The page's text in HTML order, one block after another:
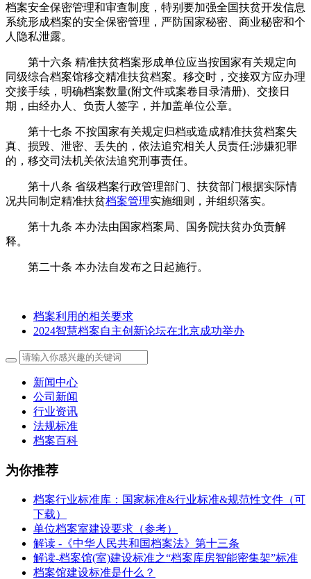
档案安全保密管理和审查制度，特别要加强全国扶贫开发信息
系统形成档案的安全保密管理，严防国家秘密、商业秘密和个
人隐私泄露。
第十六条 精准扶贫档案形成单位应当按国家有关规定向
同级综合档案馆移交精准扶贫档案。移交时，交接双方应办理
交接手续，明确档案数量(附文件或案卷目录清册)、交接日
期，由经办人、负责人签字，并加盖单位公章。
第十七条 不按国家有关规定归档或造成精准扶贫档案失
真、损毁、泄密、丢失的，依法追究相关人员责任;涉嫌犯罪
的，移交司法机关依法追究刑事责任。
第十八条 省级档案行政管理部门、扶贫部门根据实际情
况共同制定精准扶贫档案管理实施细则，并组织落实。
第十九条 本办法由国家档案局、国务院扶贫办负责解
释。
第二十条 本办法自发布之日起施行。
档案利用的相关要求
2024智慧档案自主创新论坛在北京成功举办
新闻中心
公司新闻
行业资讯
法规标准
档案百科
为你推荐
档案行业标准库：国家标准&行业标准&规范性文件（可
下载）
单位档案室建设要求（参考）
解读 -《中华人民共和国档案法》第十三条
解读-档案馆(室)建设标准之“档案库房智能密集架”标准
档案馆建设标准是什么？